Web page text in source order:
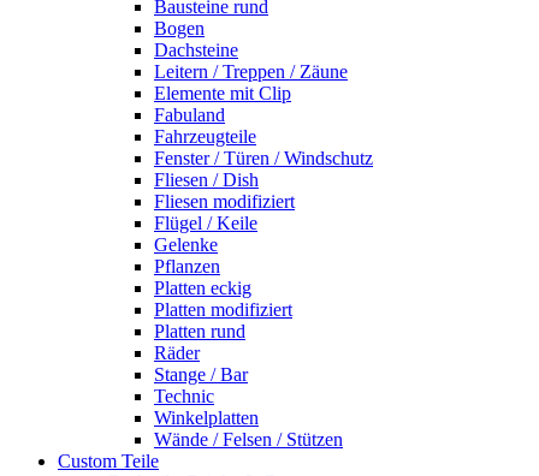
Bausteine rund
Bogen
Dachsteine
Leitern / Treppen / Zäune
Elemente mit Clip
Fabuland
Fahrzeugteile
Fenster / Türen / Windschutz
Fliesen / Dish
Fliesen modifiziert
Flügel / Keile
Gelenke
Pflanzen
Platten eckig
Platten modifiziert
Platten rund
Räder
Stange / Bar
Technic
Winkelplatten
Wände / Felsen / Stützen
Custom Teile